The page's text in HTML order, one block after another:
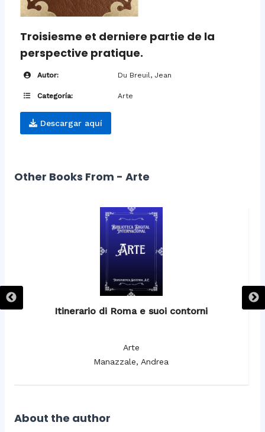
Troisiesme et derniere partie de la
perspective pratique.
Autor: Du Breuil, Jean
Categoría: Arte
Descargar aquí
Other Books From - Arte
Itinerario di Roma e suoi contorni
Arte
Manazzale, Andrea
About the author